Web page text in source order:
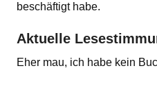
beschäftigt habe.
Aktuelle
Eher mau, ich habe kein